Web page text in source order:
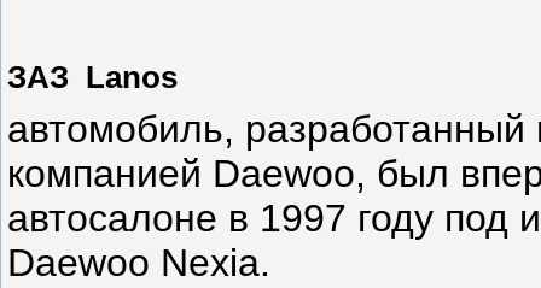
ЗАЗ Lanos
автомобиль,
компанией Daewoo, был
автосалоне в 1997 году под
Daewoo Nexia.